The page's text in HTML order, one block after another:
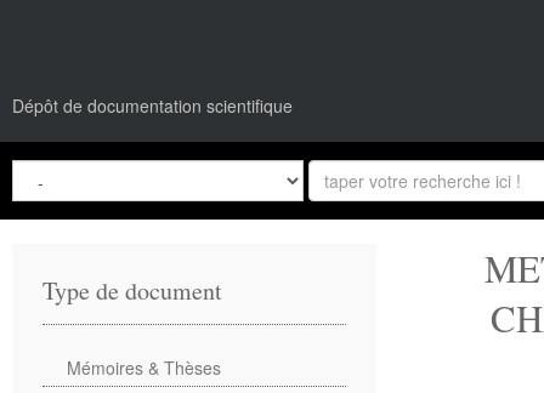
Dépôt de documentation scientifique
Type de document
Mémoires & Thèses